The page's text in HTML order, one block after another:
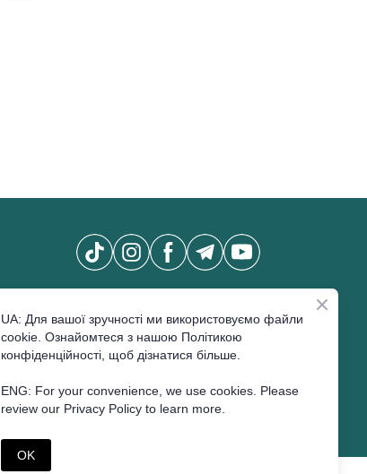
ПІДПИСАТИСЬ
UA: Для вашої зручності ми використовуємо файли
cookie. Ознайомтеся з нашою Політикою
конфіденційності, щоб дізнатися більше.
ENG: For your convenience, we use cookies. Please
review our Privacy Policy to learn more.
OK